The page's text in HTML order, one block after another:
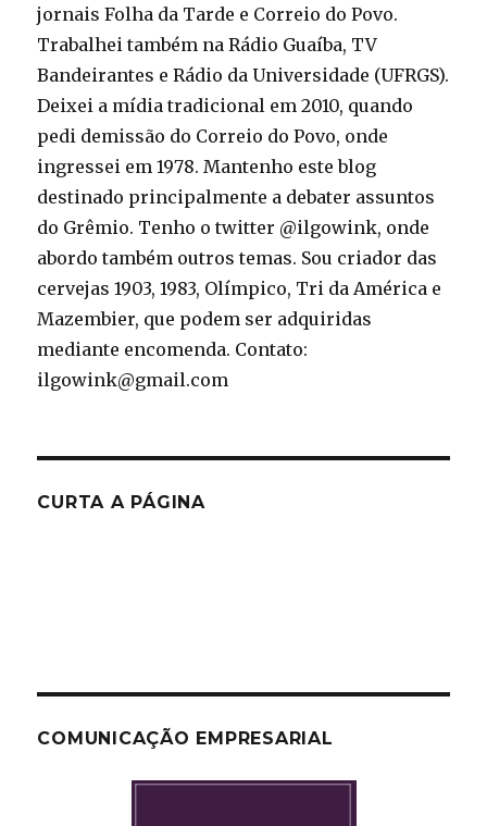
jornais Folha da Tarde e Correio do Povo.
Trabalhei também na Rádio Guaíba, TV
Bandeirantes e Rádio da Universidade (UFRGS).
Deixei a mídia tradicional em 2010, quando
pedi demissão do Correio do Povo, onde
ingressei em 1978. Mantenho este blog
destinado principalmente a debater assuntos
do Grêmio. Tenho o twitter @ilgowink, onde
abordo também outros temas. Sou criador das
cervejas 1903, 1983, Olímpico, Tri da América e
Mazembier, que podem ser adquiridas
mediante encomenda. Contato:
ilgowink@gmail.com
CURTA A PÁGINA
COMUNICAÇÃO EMPRESARIAL